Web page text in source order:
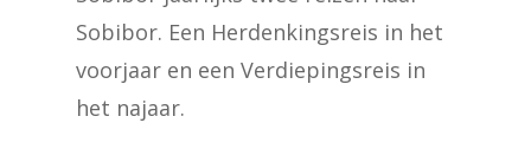
Sobibor. Een Herdenkingsreis in het
voorjaar en een Verdiepingsreis in
het najaar.